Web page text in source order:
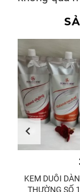
KEM DUỖI
THƯỜNG SỐ